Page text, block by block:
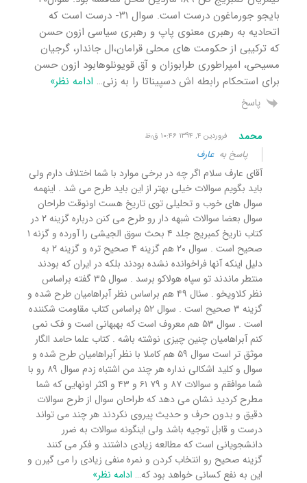
بایجو جورماغون درست است. سوال ۳۱- درست است که
اتحادیه به رهبری معنوی پاپ و رهبری سیاسی ازون حسن
که ترکیبی از حکومت های محلی قرامان،ال جاندار، گرجیان
مسیحی، امپراطوری طرابوزان و آق قویونلوهابود ازون حسن
برای استحکام رابطه اش دسپیناتا را به زنی… ادامه نظر»
پاسخ
محمد فروردین ۴, ۱۳۹۴ ۱۰:۴۶ ق٫ظ
پاسخ بهعارف
آقای عارف سلام اگر چه در برخی موارد با شما اختلاف دارم ولی
باید بگویم سوالات خیلی بهتر از این باید طرح می شد . اینهمه
سوال های خوب و تحلیلی توی تاریخ هست اونوقت طراحان
سوال بعضا سوالات شبهه دار رو طرح می کنن درباره گزینه ۲ در
کتاب ناریخ کمبریج جلد ۴ بحث سوق الجیشی را آورده و گزنه ۱
صحیح است . سوال ۲۰ هم گزینه ۴ صحیح تره و گزینه ۲ به
دلیل اینکه آنها فراخوانده نشده بودند بلکه در ایران که بودند
منتطر ماندند تو سپاه هولاکو برسد . سوال ۳۵ گفته براساس
نظر کلاویخو . سئال ۴۹ هم براساس نظر آبراهامیان طرح شده و
گزینه ۳ صحیح است . سوال ۵۲ براساس کتاب مقاومت شکننده
است . سوال ۵۳ هم معروف است که بهبهانی است و فک نمی
کنم آبراهامیان چنین چیزی نوشته باشه . کتاب علما حامد الگار
موثق تر است سوال ۵۹ هم کاملا با نظر آبراهامیان طرح شده و
سوال و کلید اشکالی نداره هر چند من اشتباه زدم سوال ۸۹ رو با
شما موافقم و سوالات ۸۷ و ۷۹ ۶۱ و ۴۳ و اکثر اونهایی که شما
مطرح کردید نشان می دهد که طراحان سوال از طرح سوالات
دقیق و بدون حرف و حدیث پیروی نکردند هر چند می تواند
درست و قابل توجیه باشد ولی اینگونه سوالات به ضرر
دانشجویانی است که مطالعه زیادی داشتند و فکر می کنند
گزینه صحیح رو انتخاب کردن و نمره منفی زیادی را می گیرن و
این به نفع کسانی خواهد بود که… ادامه نظر»